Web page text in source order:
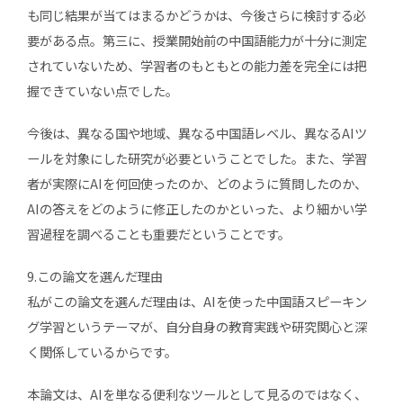
も同じ結果が当てはまるかどうかは、今後さらに検討する必
要がある点。第三に、授業開始前の中国語能力が十分に測定
されていないため、学習者のもともとの能力差を完全には把
握できていない点でした。
今後は、異なる国や地域、異なる中国語レベル、異なるAIツ
ールを対象にした研究が必要ということでした。また、学習
者が実際にAIを何回使ったのか、どのように質問したのか、
AIの答えをどのように修正したのかといった、より細かい学
習過程を調べることも重要だということです。
9.この論文を選んだ理由
私がこの論文を選んだ理由は、AIを使った中国語スピーキン
グ学習というテーマが、自分自身の教育実践や研究関心と深
く関係しているからです。
本論文は、AIを単なる便利なツールとして見るのではなく、